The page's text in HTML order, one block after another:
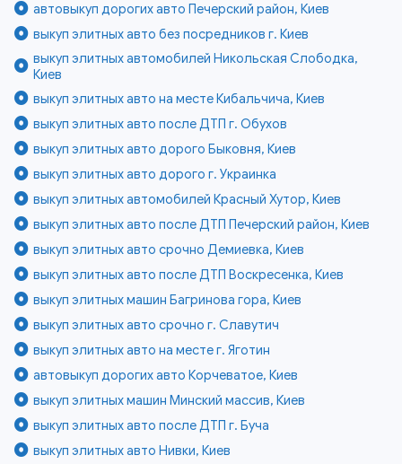
автовыкуп дорогих авто Печерский район, Киев
выкуп элитных авто без посредников г. Киев
выкуп элитных автомобилей Никольская Слободка,
Киев
выкуп элитных авто на месте Кибальчича, Киев
выкуп элитных авто после ДТП г. Обухов
выкуп элитных авто дорого Быковня, Киев
выкуп элитных авто дорого г. Украинка
выкуп элитных автомобилей Красный Хутор, Киев
выкуп элитных авто после ДТП Печерский район, Киев
выкуп элитных авто срочно Демиевка, Киев
выкуп элитных авто после ДТП Воскресенка, Киев
выкуп элитных машин Багринова гора, Киев
выкуп элитных авто срочно г. Славутич
выкуп элитных авто на месте г. Яготин
автовыкуп дорогих авто Корчеватое, Киев
выкуп элитных машин Минский массив, Киев
выкуп элитных авто после ДТП г. Буча
выкуп элитных авто Нивки, Киев